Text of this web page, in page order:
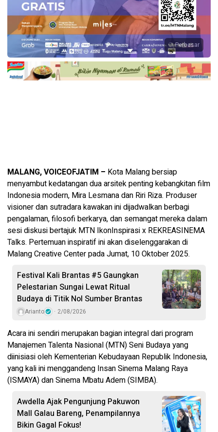
Perbesar
MALANG, VOICEOFJATIM – Kota Malang bersiap
menyambut kedatangan dua arsitek penting kebangkitan film
Indonesia modern, Mira Lesmana dan Riri Riza. Produser
visioner dan sutradara kawakan ini dijadwalkan berbagi
pengalaman, filosofi berkarya, dan semangat mereka dalam
sesi diskusi bertajuk MTN IkonInspirasi x REKREASINEMA
Talks. Pertemuan inspiratif ini akan diselenggarakan di
Malang Creative Center pada Jumat, 10 Oktober 2025.
Festival Kali Brantas #5 Gaungkan
Pelestarian Sungai Lewat Ritual
Budaya di Titik Nol Sumber Brantas
Arianto 2/08/2026
Acara ini sendiri merupakan bagian integral dari program
Manajemen Talenta Nasional (MTN) Seni Budaya yang
diinisiasi oleh Kementerian Kebudayaan Republik Indonesia,
yang kali ini menggandeng Insan Sinema Malang Raya
(ISMAYA) dan Sinema Mbatu Adem (SIMBA).
Awdella Ajak Pengunjung Pakuwon
Mall Galau Bareng, Penampilannya
Bikin Gagal Fokus!